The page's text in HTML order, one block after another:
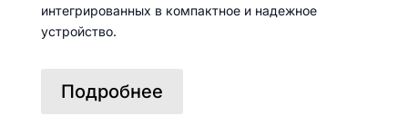
интегрированных в компактное и надежное
устройство.
Подробнее